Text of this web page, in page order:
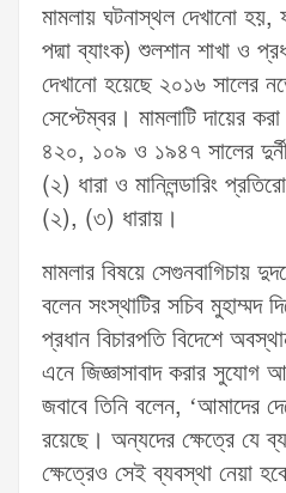
মামলায় ঘটনাস্থল দেখানো হয়,
পদ্মা ব্যাংক) শুলশান শাখা ও
দেখানো হয়েছে ২০১৬ সালের
সেপ্টেম্বর। মামলাটি দায়ের
৪২০, ১০৯ ও ১৯৪৭ সালের
(২) ধারা ও মানিলন্ডারিং
(২), (৩) ধারায়।
মামলার বিষয়ে সেগুনবাগিচায়
বলেন সংস্থাটির সচিব মুহাম্মদ
প্রধান বিচারপতি বিদেশে
এনে জিজ্ঞাসাবাদ করার সুযোগ
জবাবে তিনি বলেন, ‘আমাদের
রয়েছে। অন্যদের ক্ষেত্রে যে
ক্ষেত্রেও সেই ব্যবস্থা নেয়া